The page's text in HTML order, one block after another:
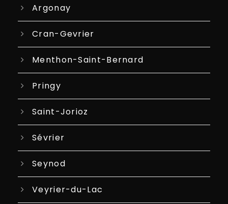
Argonay
Cran-Gevrier
Menthon-Saint-Bernard
Pringy
Saint-Jorioz
Sévrier
Seynod
Veyrier-du-Lac